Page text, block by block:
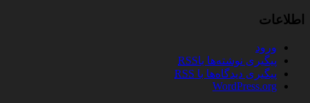
اطلاعات
ورود
پیگیری نوشته‌ها باRSS
پیگیری دیدگاه‌ها با RSS
WordPress.org